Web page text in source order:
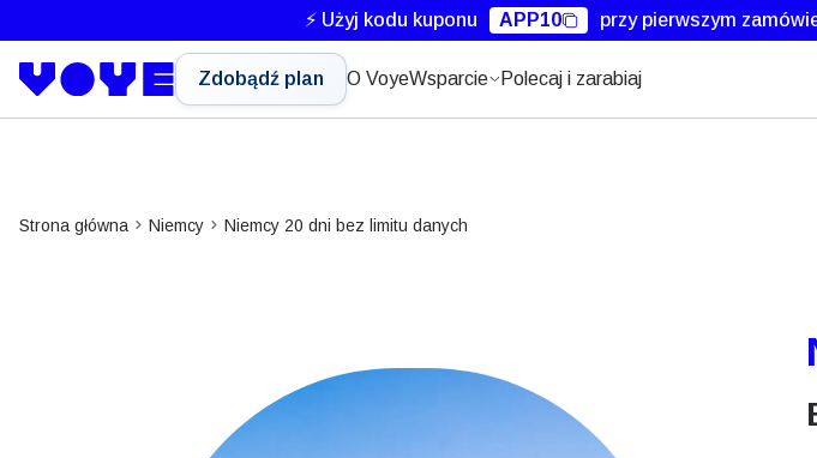
⚡ Użyj kodu kuponu APP10 przy pierwszym
Zdobądź plan O VoyeWsparcie Polecaj i zarabiaj
Strona główna Niemcy Niemcy 20 dni bez limitu danych